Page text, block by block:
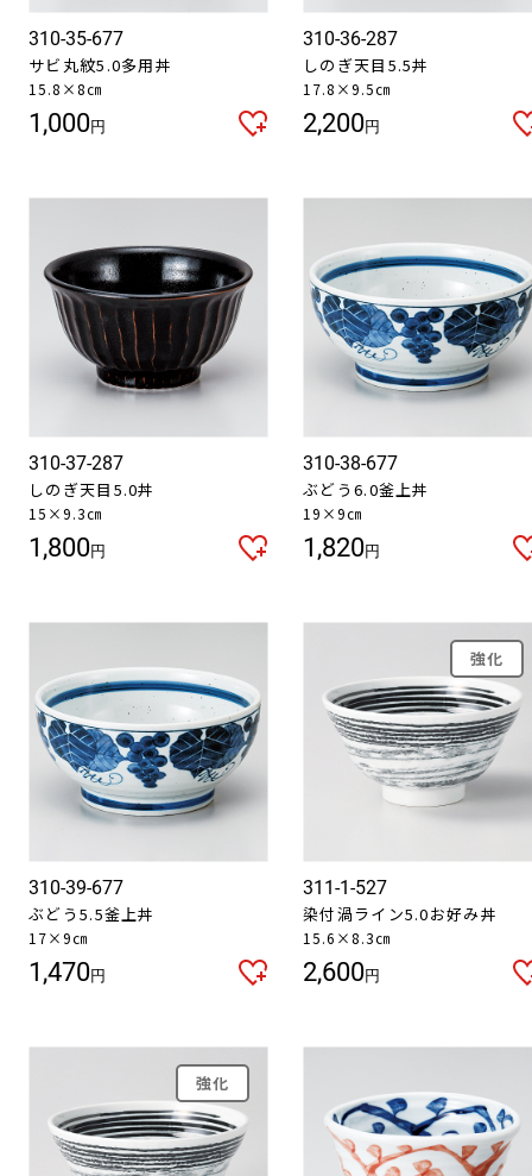
310-35-677
サビ丸紋5.0多用丼
15.8×8㎝
1,000円
310-36-287
しのぎ天目5.5丼
17.8×9.5㎝
2,200円
310-37-287
しのぎ天目5.0丼
15×9.3㎝
1,800円
310-38-677
ぶどう6.0釜上丼
19×9㎝
1,820円
310-39-677
ぶどう5.5釜上丼
17×9㎝
1,470円
強化
311-1-527
染付渦ライン5.0お好み丼
15.6×8.3㎝
2,600円
強化